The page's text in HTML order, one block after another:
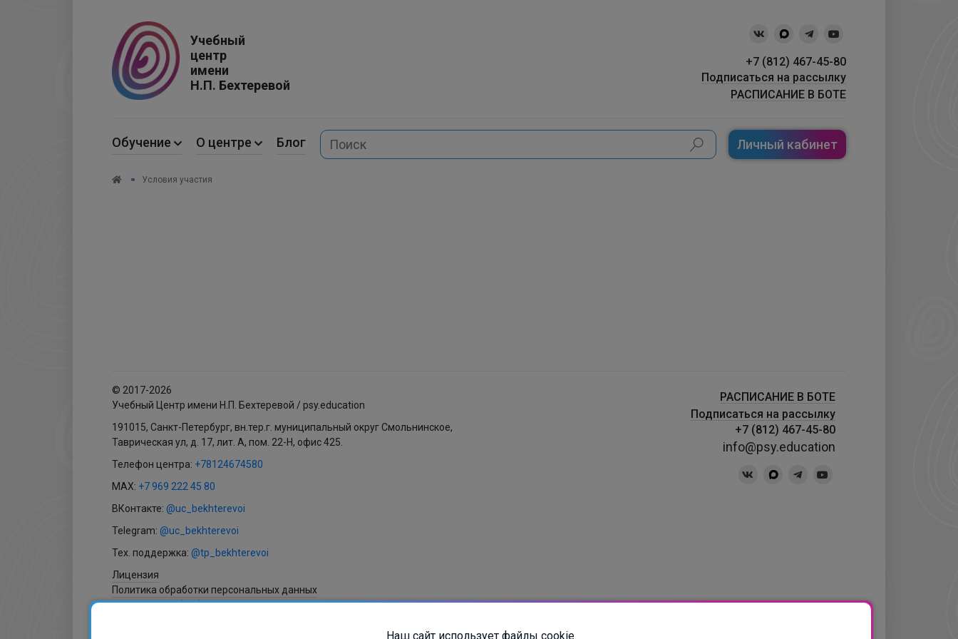
Учебный
центр
имени
Н.П. Бехтеревой
+7 (812) 467-45-80
Подписаться на рассылку
РАСПИСАНИЕ В БОТЕ
Обучение О центре Блог Личный кабинет
Условия участия
© 2017-2026
Учебный Центр имени Н.П. Бехтеревой / psy.education
191015, Санкт-Петербург, вн.тер.г. муниципальный округ Смольнинское,
Таврическая ул, д. 17, лит. А, пом. 22-Н, офис 425.
Телефон центра: +78124674580
MAX: +7 969 222 45 80
ВКонтакте: @uc_bekhterevoi
Telegram: @uc_bekhterevoi
Тех. поддержка: @tp_bekhterevoi
Лицензия
Политика обработки персональных данных
Согласие на обработку персональных данных
РАСПИСАНИЕ В БОТЕ
Подписаться на рассылку
+7 (812) 467-45-80
info@psy.education
Наш сайт использует файлы cookie.